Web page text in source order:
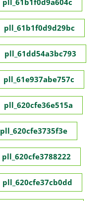
pll_61b1f0d9a604c
pll_61b1f0d9d29bc
pll_61dd54a3bc793
pll_61e937abe757c
pll_620cfe36e515a
pll_620cfe3735f3e
pll_620cfe3788222
pll_620cfe37cb0dd